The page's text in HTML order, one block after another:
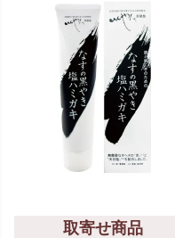
取寄せ商品